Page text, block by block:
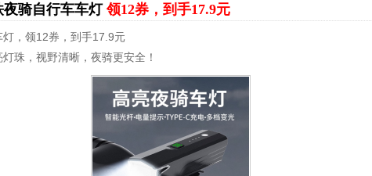
夜骑自行车车灯领12券，到手17.9元
灯，领12券，到手17.9元
珠，视野清晰，夜骑更安全！